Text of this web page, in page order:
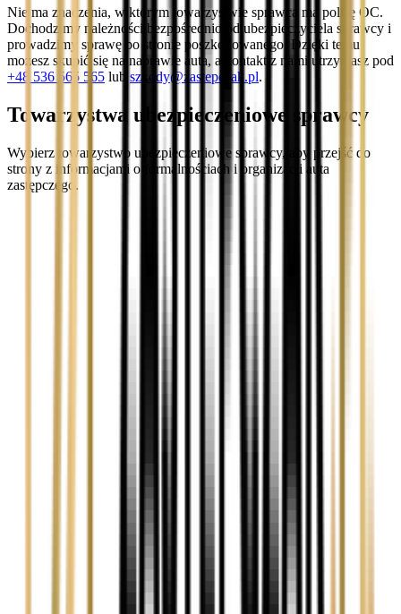
Nie ma znaczenia, w którym towarzystwie sprawca ma polisę OC.
Dochodzimy należności bezpośrednio od ubezpieczyciela sprawcy i
prowadzimy sprawę po stronie poszkodowanego. Dzięki temu
możesz skupić się na naprawie auta, a kontakt z nami utrzymasz pod
+48 536 565 565 lub szkody@zastepczak.pl.
Towarzystwa ubezpieczeniowe sprawcy
Wybierz towarzystwo ubezpieczeniowe sprawcy, aby przejść do
strony z informacjami o formalnościach i organizacji auta
zastępczego.